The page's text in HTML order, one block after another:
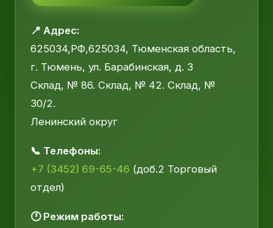
📍 Адрес:
625034,РФ,625034, Тюменская область,
г. Тюмень, ул. Барабинская, д. 3
Склад, № 86. Склад, № 42. Склад, №
30/2.
Ленинский округ
📞 Телефоны:
+7 (3452) 69-65-46 (доб.2 Торговый
отдел)
🕐 Режим работы: